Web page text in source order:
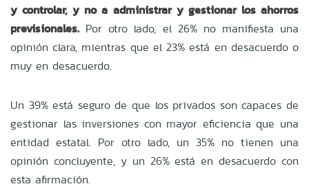
y controlar, y no a administrar y gestionar los ahorros
previsionales. Por otro lado, el 26% no manifiesta una
opinión clara, mientras que el 23% está en desacuerdo o
muy en desacuerdo.
Un 39% está seguro de que los privados son capaces de
gestionar las inversiones con mayor eficiencia que una
entidad estatal. Por otro lado, un 35% no tienen una
opinión concluyente, y un 26% está en desacuerdo con
esta afirmación.